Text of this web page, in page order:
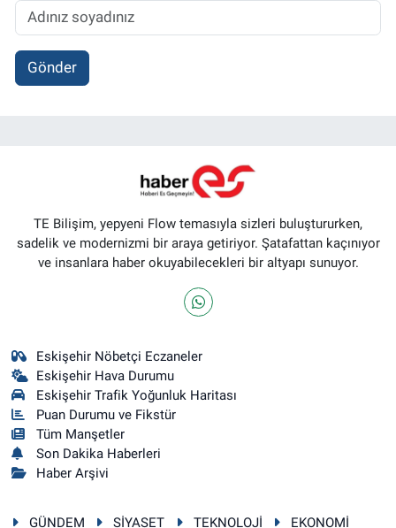
Gönder
TE Bilişim, yepyeni Flow temasıyla sizleri buluştururken,
sadelik ve modernizmi bir araya getiriyor. Şatafattan kaçınıyor
ve insanlara haber okuyabilecekleri bir altyapı sunuyor.
Eskişehir Nöbetçi Eczaneler
Eskişehir Hava Durumu
Eskişehir Trafik Yoğunluk Haritası
Puan Durumu ve Fikstür
Tüm Manşetler
Son Dakika Haberleri
Haber Arşivi
GÜNDEM SİYASET TEKNOLOJİ EKONOMİ